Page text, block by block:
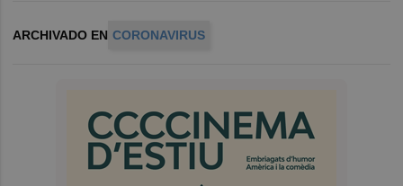
ARCHIVADO EN CORONAVIRUS